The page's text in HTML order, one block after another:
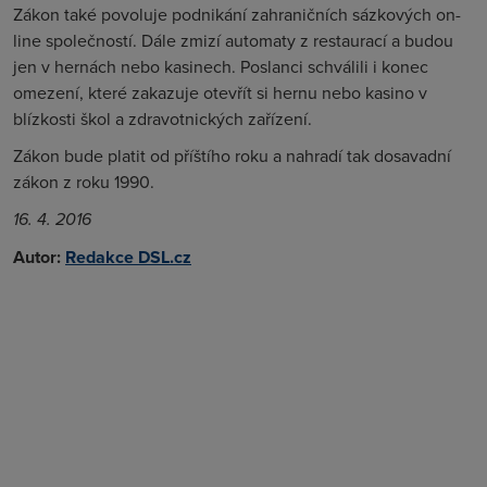
Zákon také povoluje podnikání zahraničních sázkových on-
line společností. Dále zmizí automaty z restaurací a budou
jen v hernách nebo kasinech. Poslanci schválili i konec
omezení, které zakazuje otevřít si hernu nebo kasino v
blízkosti škol a zdravotnických zařízení.
Zákon bude platit od příštího roku a nahradí tak dosavadní
zákon z roku 1990.
16. 4. 2016
Autor: Redakce DSL.cz